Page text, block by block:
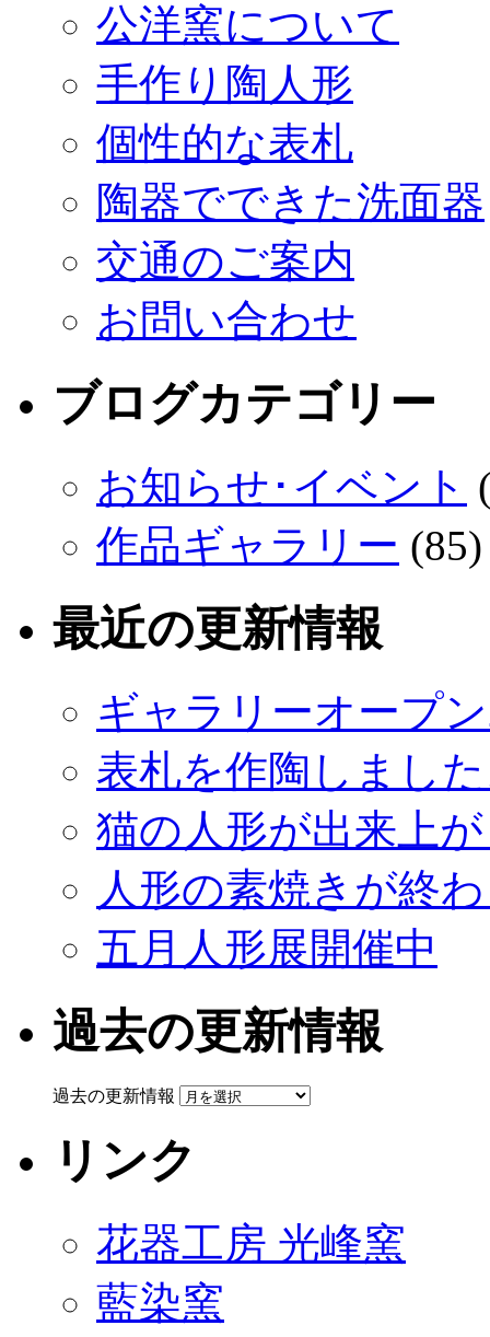
公洋窯について
手作り陶人形
個性的な表札
陶器でできた洗面器
交通のご案内
お問い合わせ
ブログカテゴリー
お知らせ･イベント
作品ギャラリー (85)
最近の更新情報
ギャラリーオープ
表札を作陶しまし
猫の人形が出来上
人形の素焼きが終
五月人形展開催中
過去の更新情報
過去の更新情報
リンク
花器工房 光峰窯
藍染窯